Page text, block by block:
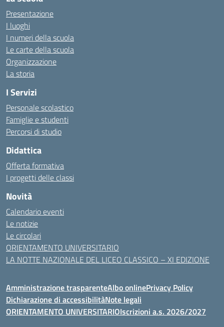
Presentazione
I luoghi
I numeri della scuola
Le carte della scuola
Organizzazione
La storia
I Servizi
Personale scolastico
Famiglie e studenti
Percorsi di studio
Didattica
Offerta formativa
I progetti delle classi
Novità
Calendario eventi
Le notizie
Le circolari
ORIENTAMENTO UNIVERSITARIO
LA NOTTE NAZIONALE DEL LICEO CLASSICO – XI EDIZIONE
Amministrazione trasparenteAlbo onlinePrivacy Policy
Dichiarazione di accessibilitàNote legali
ORIENTAMENTO UNIVERSITARIOIscrizioni a.s. 2026/2027